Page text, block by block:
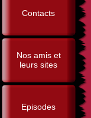
Contacts
Nos amis et
leurs sites
Episodes